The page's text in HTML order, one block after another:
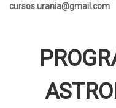
cursos.urania@gmail.com